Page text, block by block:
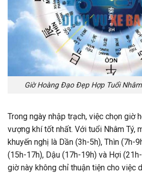
Giờ Hoàng Đạo Đẹp Hợp Tuổi
Trong ngày nhập trạch, việc chọn giờ
vượng khí tốt nhất. Với tuổi Nhâm Tý,
khuyến nghị là Dần (3h-5h), Thìn (7h-
(15h-17h), Dậu (17h-19h) và Hợi
giờ này không chỉ thuận tiện cho việc